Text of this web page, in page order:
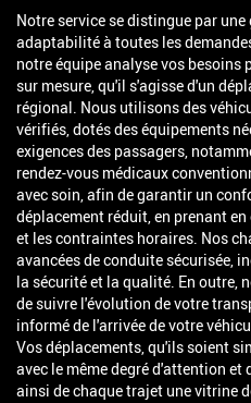
Notre service se distingue par
adaptabilité à toutes les
notre équipe analyse vos besoins
sur mesure, qu'il s'agisse d'un
régional. Nous utilisons des
vérifiés, dotés des équipements
exigences des passagers,
rendez-vous médicaux
avec soin, afin de garantir un
déplacement réduit, en prenant
et les contraintes horaires. Nos
avancées de conduite sécurisée,
la sécurité et la qualité. En outre,
de suivre l'évolution de votre
informé de l'arrivée de votre
Vos déplacements, qu'ils soient
avec le même degré d'attention
ainsi de chaque trajet une vitrine